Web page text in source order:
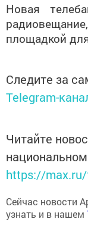
Новая
площадкой
Следите за
Telegram-
Читайте
https://
Сейчас новости
узнать и в нашем